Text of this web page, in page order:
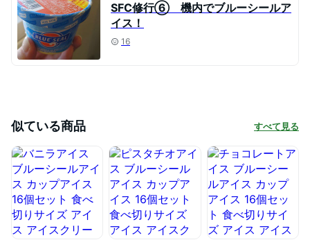
SFC修行⑥ 機内でブルーシールア
イス！
16
似ている商品 すべて見る